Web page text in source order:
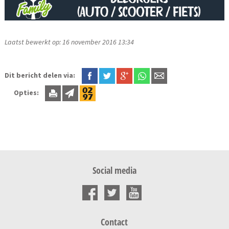
Laatst bewerkt op: 16 november 2016 13:34
Dit bericht delen via:
Opties:
Social media
Contact